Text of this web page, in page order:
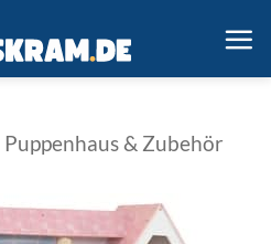
Puppenhaus & Zubehör